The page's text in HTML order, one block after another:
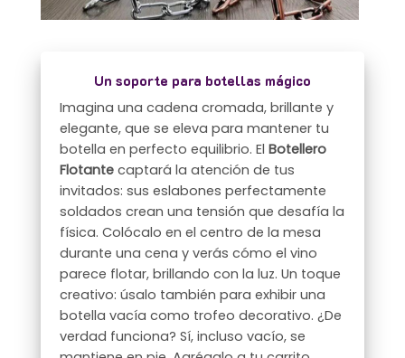
Un soporte para botellas mágico
Imagina una cadena cromada, brillante y
elegante, que se eleva para mantener tu
botella en perfecto equilibrio. ElBotellero
Flotante captará la atención de tus
invitados: sus eslabones perfectamente
soldados crean una tensión que desafía la
física. Colócalo en el centro de la mesa
durante una cena y verás cómo el vino
parece flotar, brillando con la luz. Un toque
creativo: úsalo también para exhibir una
botella vacía como trofeo decorativo. ¿De
verdad funciona? Sí, incluso vacío, se